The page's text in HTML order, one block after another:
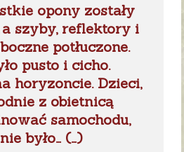
opony zostały
a szyby, reflektory i
potłuczone.
pusto i cicho.
horyzoncie. Dzieci,
z obietnicą
samochodu,
było… (…)